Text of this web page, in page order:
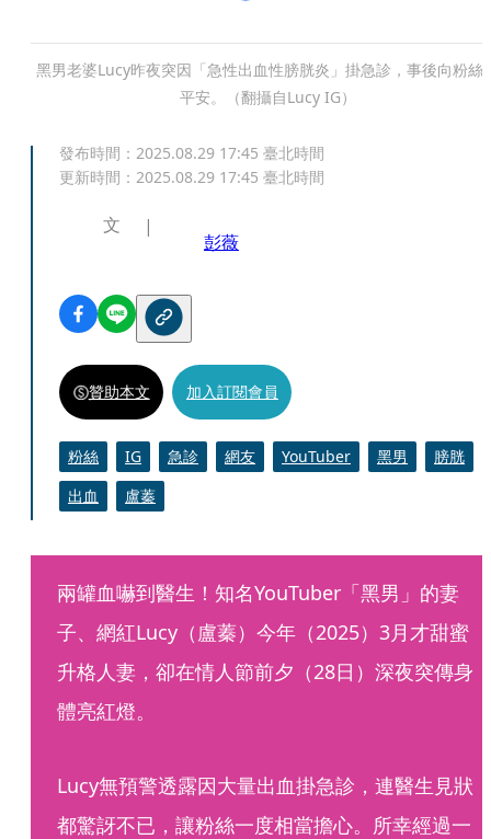
黑男老婆Lucy昨夜突因「急性出血性膀胱炎」掛急診，事後向粉絲
平安。（翻攝自Lucy IG）
發布時間： 2025.08.29 17:45 臺北時間
更新時間： 2025.08.29 17:45 臺北時間
文
彭薇
贊助本文 加入訂閱會員
粉絲 IG 急診 網友 YouTuber 黑男
膀胱
出血
盧蓁
兩罐血嚇到醫生！知名YouTuber「黑男」的妻
子、網紅Lucy（盧蓁）今年（2025）3月才甜蜜
升格人妻，卻在情人節前夕（28日）深夜突傳身
體亮紅燈。
Lucy無預警透露因大量出血掛急診，連醫生見狀
都驚訝不已，讓粉絲一度相當擔心。所幸經過一